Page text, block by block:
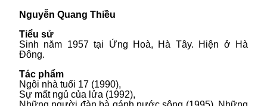
Nguyễn Quang Thiều
Tiểu sử
Sinh năm 1957 tại Ứng Hoà, Hà Tây. Hiện ở Hà
Đông.
Tác phẩm
Ngôi nhà tuổi 17 (1990),
Sự mất ngủ của lửa (1992),